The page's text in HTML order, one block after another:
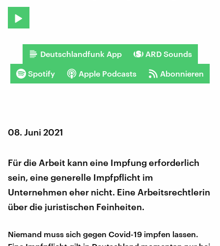
Deutschlandfunk App ARD Sounds
Spotify Apple Podcasts Abonnieren
08. Juni 2021
Für die Arbeit kann eine Impfung erforderlich
sein, eine generelle Impfpflicht im
Unternehmen eher nicht. Eine Arbeitsrechtlerin
über die juristischen Feinheiten.
Niemand muss sich gegen Covid-19 impfen lassen.